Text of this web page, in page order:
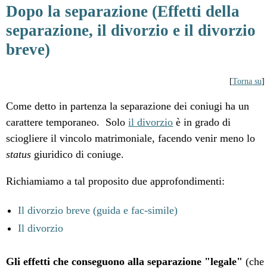
Dopo la separazione (Effetti della
separazione, il divorzio e il divorzio
breve)
[Torna su]
Come detto in partenza la separazione dei coniugi ha un
carattere temporaneo. Soloil divorzio è in grado di
sciogliere il vincolo matrimoniale, facendo venir meno lo
status giuridico di coniuge.
Richiamiamo a tal proposito due approfondimenti:
Il divorzio breve (guida e fac-simile)
Il divorzio
Gli effetti che conseguono alla separazione "legale" (che